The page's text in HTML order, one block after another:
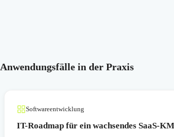
Anwendungsfälle in der Praxis
Softwareentwicklung
IT-Roadmap für ein wachsendes SaaS-